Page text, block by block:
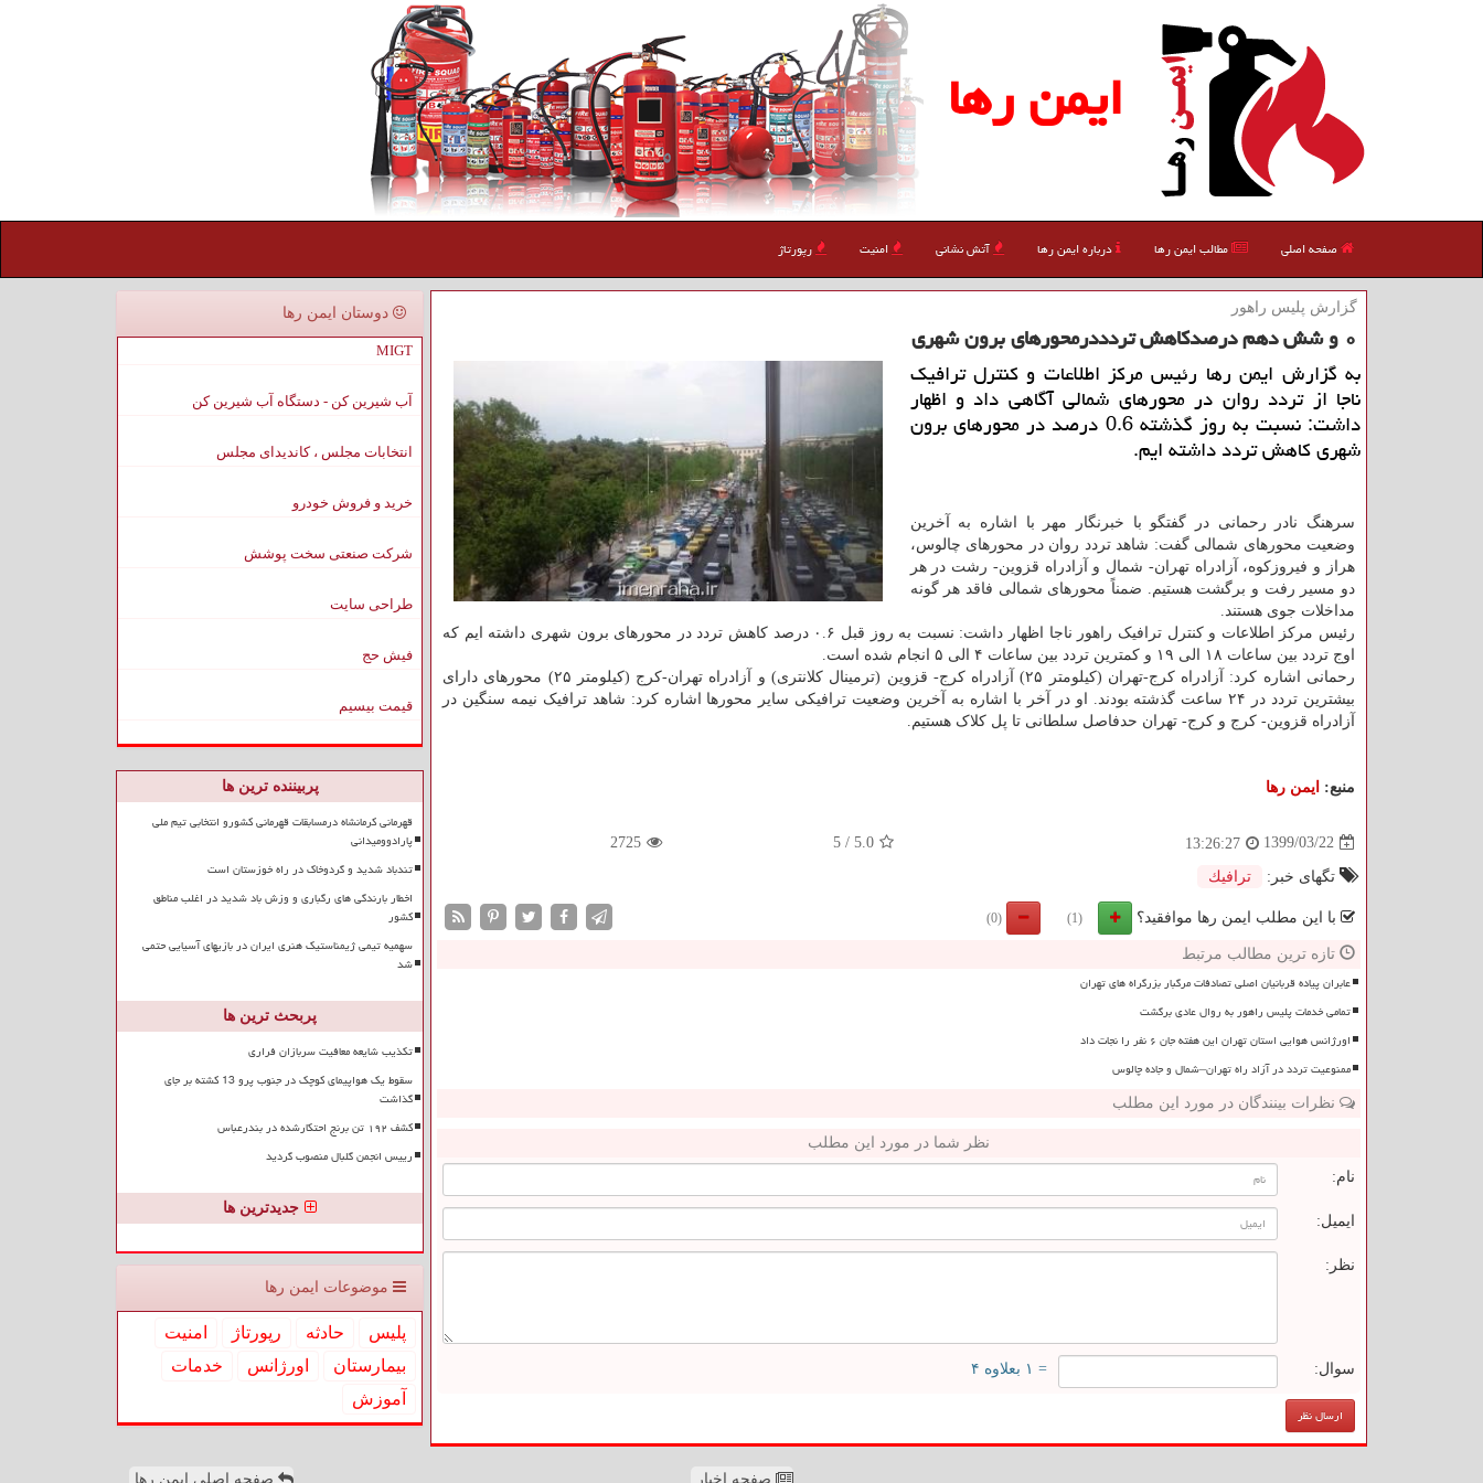
ایمن رها
صفحه اصلی مطالب ایمن رها درباره ایمن رها آتش نشانی امنیت رپورتاژ
گزارش پلیس راهور
۰ و شش دهم درصدكاهش تردددرمحورهای برون شهری
به گزارش ایمن رها رئیس مركز اطلاعات و كنترل ترافیك
ناجا از تردد روان در محورهای شمالی آگاهی داد و اظهار
داشت: نسبت به روز گذشته 0.6 درصد در محورهای برون
شهری كاهش تردد داشته ایم.
سرهنگ نادر رحمانی در گفتگو با خبرنگار مهر با اشاره به آخرین
وضعیت محورهای شمالی گفت: شاهد تردد روان در محورهای چالوس،
هراز و فیروزکوه، آزادراه تهران- شمال و آزادراه قزوین- رشت در هر
دو مسیر رفت و برگشت هستیم. ضمناً محورهای شمالی فاقد هر گونه
مداخلات جوی هستند.
رئیس مرکز اطلاعات و کنترل ترافیک راهور ناجا اظهار داشت: نسبت به روز قبل ۰.۶ درصد کاهش تردد در محورهای برون شهری داشته ایم که
اوج تردد بین ساعات ۱۸ الی ۱۹ و کمترین تردد بین ساعات ۴ الی ۵ انجام شده است.
رحمانی اشاره کرد: آزادراه کرج-تهران (کیلومتر ۲۵) آزادراه کرج- قزوین (ترمینال کلانتری) و آزادراه تهران-کرج (کیلومتر ۲۵) محورهای دارای
بیشترین تردد در ۲۴ ساعت گذشته بودند. او در آخر با اشاره به آخرین وضعیت ترافیکی سایر محورها اشاره کرد: شاهد ترافیک نیمه سنگین در
آزادراه قزوین- کرج و کرج- تهران حدفاصل سلطانی تا پل کلاک هستیم.
منبع: ایمن رها
1399/03/22
13:26:27
5.0
/
5
2725
تگهای خبر: ترافیك
با این مطلب ایمن رها موافقید؟ (1)
(0)
تازه ترین مطالب مرتبط
عابران پیاده قربانیان اصلی تصادفات مرگبار بزرگراه های تهران
تمامی خدمات پلیس راهور به روال عادی برگشت
اورژانس هوایی استان تهران این هفته جان ۶ نفر را نجات داد
ممنوعیت تردد در آزاد راه تهران–شمال و جاده چالوس
نظرات بینندگان در مورد این مطلب
نظر شما در مورد این مطلب
نام:
ایمیل:
نظر:
سوال: = ۱ بعلاوه ۴
دوستان ایمن رها
MIGT
آب شیرین کن - دستگاه آب شیرین کن
انتخابات مجلس ، کاندیدای مجلس
خرید و فروش خودرو
شرکت صنعتی سخت پوشش
طراحی سایت
فیش حج
قیمت بیسیم
پربیننده ترین ها
قهرمانی کرمانشاه درمسابقات قهرمانی کشورو انتخابی تیم ملی
پارادوومیدانی
تندباد شدید و گردوخاک در راه خوزستان است
اخطار بارندگی های رگباری و وزش باد شدید در اغلب مناطق
کشور
سهمیه تیمی ژیمناستیک هنری ایران در بازیهای آسیایی حتمی
شد
پربحث ترین ها
تکذیب شایعه معافیت سربازان فراری
سقوط یک هواپیمای کوچک در جنوب پرو 13 کشته بر جای
گذاشت
کشف ۱۹۲ تن برنج احتکارشده در بندرعباس
رییس انجمن گلبال منصوب گردید
جدیدترین ها
موضوعات ایمن رها
پلیس حادثه رپورتاژ
امنیت
بیمارستان
اورژانس
خدمات
آموزش
صفحه اخبار صفحه اصلی ایمن رها